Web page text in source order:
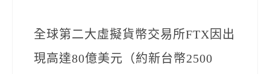
全球第二大虛擬貨幣交易所FTX因出
現高達80億美元（約新台幣2500